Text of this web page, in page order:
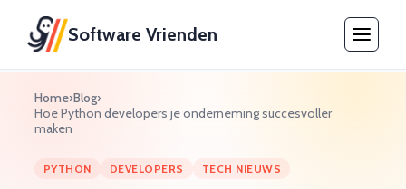
Software Vrienden
Home›Blog›
Hoe Python developers je onderneming succesvoller
maken
PYTHON DEVELOPERS TECH NIEUWS